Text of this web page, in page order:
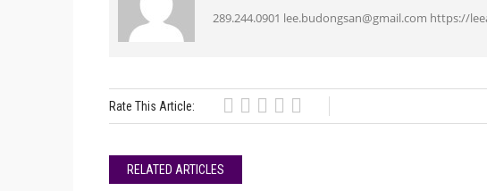
289.244.0901 lee.budongsan@gmail.com https://
Rate This Article:
RELATED ARTICLES